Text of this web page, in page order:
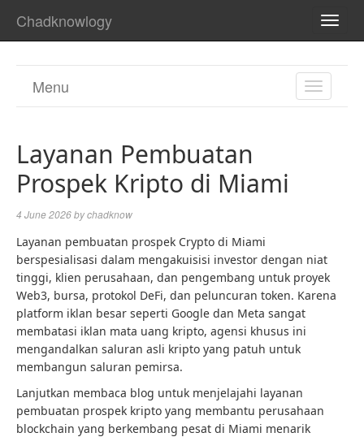
Chadknowlogy
TOGGLE
Menu
Layanan Pembuatan
Prospek Kripto di Miami
4 June 2026bychadknow
Layanan pembuatan prospek Crypto di Miami
berspesialisasi dalam mengakuisisi investor dengan niat
tinggi, klien perusahaan, dan pengembang untuk proyek
Web3, bursa, protokol DeFi, dan peluncuran token. Karena
platform iklan besar seperti Google dan Meta sangat
membatasi iklan mata uang kripto, agensi khusus ini
mengandalkan saluran asli kripto yang patuh untuk
membangun saluran pemirsa.
Lanjutkan membaca blog untuk menjelajahi layanan
pembuatan prospek kripto yang membantu perusahaan
blockchain yang berkembang pesat di Miami menarik